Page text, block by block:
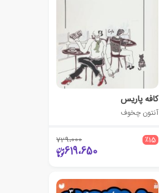
کافه پاریس
آنتون چخوف
٪15 729،000
619،650